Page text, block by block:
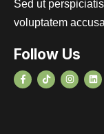
Sed ut
voluptatem
Follow Us